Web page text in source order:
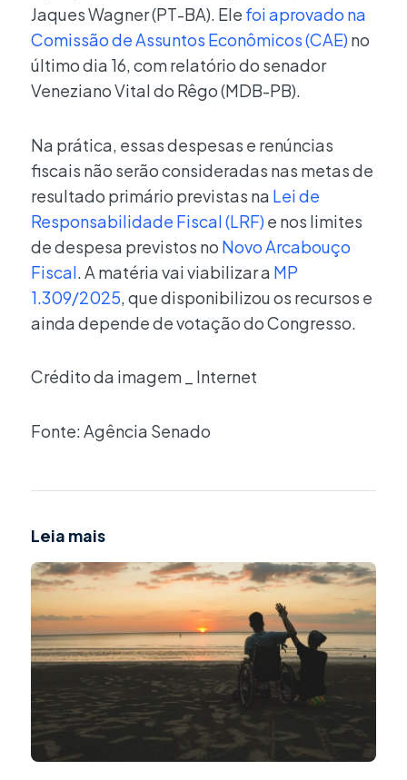
Jaques Wagner (PT-BA). Ele foi aprovado na
Comissão de Assuntos Econômicos (CAE) no
último dia 16, com relatório do senador
Veneziano Vital do Rêgo (MDB-PB).
Na prática, essas despesas e renúncias
fiscais não serão consideradas nas metas de
resultado primário previstas na Lei de
Responsabilidade Fiscal (LRF) e nos limites
de despesa previstos no Novo Arcabouço
Fiscal. A matéria vai viabilizar a MP
1.309/2025, que disponibilizou os recursos e
ainda depende de votação do Congresso.
Crédito da imagem _ Internet
Fonte: Agência Senado
Leia mais